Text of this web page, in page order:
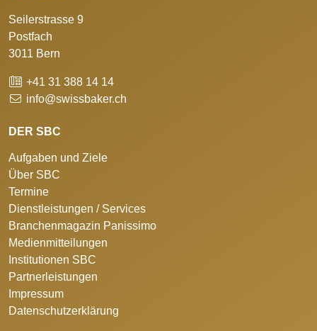
Seilerstrasse 9
Postfach
3011 Bern
+41 31 388 14 14
info@swissbaker.ch
DER SBC
Aufgaben und Ziele
Über SBC
Termine
Dienstleistungen / Services
Branchenmagazin Panissimo
Medienmitteilungen
Institutionen SBC
Partnerleistungen
Impressum
Datenschutzerklärung